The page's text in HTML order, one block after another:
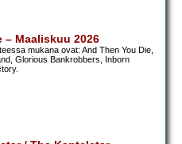
– Maaliskuu 2026
mukana ovat: And Then You Die,
Glorious Bankrobbers, Inborn